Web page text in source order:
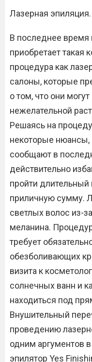
Лазерная эпиляция.
В последнее время
приобретает такая
процедура как
салоны, которые
о том, что они
нежелательной
Решаясь на
некоторые нюансы,
сообщают в
действительно
пройти длительный
приличную сумму.
светлых волос из-
меланина.
требует
обезболивающих
визита к
солнечных ванн и
находиться под
Внушительный
проведению
одним аргументов в
эпилятор Yes